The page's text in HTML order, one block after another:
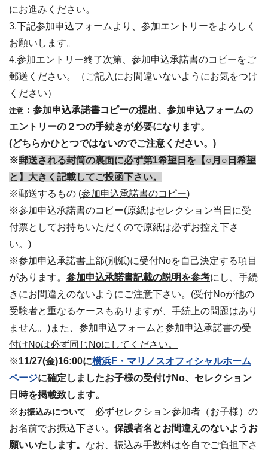
にお進みください。
3.下記参加申込フォームより、参加エントリーをよろしく
お願いします。
4.参加エントリー終了次第、参加申込承諾書のコピーをご
郵送ください。（ご記入にお間違いないようにお気をつけ
ください）
注意 ：参加申込承諾書コピーの提出、参加申込フォームの
エントリーの２つの手続きが必要になります。
(どちらかひとつではないのでご注意ください。)
※郵送される封筒の裏面に必ず第1希望日を【○月○日希望
と】大きく記載してご投函下さい。
※郵送するもの (参加申込承諾書のコピー)
※参加申込承諾書のコピー(原紙はセレクション当日に受
付票としてお持ちいただくので原紙は必ずお控え下さ
い。)
※参加申込承諾書上部(別紙)に受付Noを自己決定する項目
があります。 参加申込承諾書記載の説明を参考にし、手続
きにお間違えのないようにご注意下さい。(受付Noが他の
受験者と重なるケースもありますが、手続上の問題はあり
ません。)また、 参加申込フォームと参加申込承諾書の受
付けNoは必ず同じNoにしてください。
※11/27(金)16:00に横浜F・マリノスオフィシャルホーム
ページに確定しましたお子様の受付けNo、セレクション
日時を掲載致します。
※お振込みについて 必ずセレクション参加者（お子様）の
お名前でお振込下さい。 保護者名とお間違えのないようお
願いいたします。 なお、振込み手数料は各自でご負担下さ